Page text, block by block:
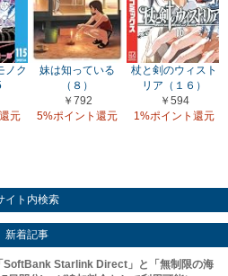
ノク
元
妹は知っている
（８）
￥792
5%ポイント還元
杖と剣のウィスト
リア（１６）
￥594
1%ポイント還元
イト内検索
新着記事
SoftBank Starlink Direct」と「無制限の海